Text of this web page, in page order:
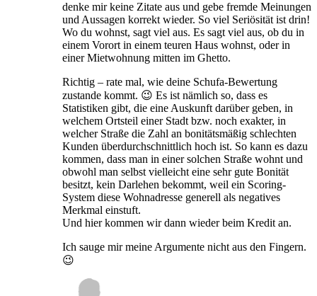
denke mir keine Zitate aus und gebe fremde Meinungen
und Aussagen korrekt wieder. So viel Seriösität ist drin!
Wo du wohnst, sagt viel aus. Es sagt viel aus, ob du in
einem Vorort in einem teuren Haus wohnst, oder in
einer Mietwohnung mitten im Ghetto.
Richtig – rate mal, wie deine Schufa-Bewertung
zustande kommt. 😉 Es ist nämlich so, dass es
Statistiken gibt, die eine Auskunft darüber geben, in
welchem Ortsteil einer Stadt bzw. noch exakter, in
welcher Straße die Zahl an bonitätsmäßig schlechten
Kunden überdurchschnittlich hoch ist. So kann es dazu
kommen, dass man in einer solchen Straße wohnt und
obwohl man selbst vielleicht eine sehr gute Bonität
besitzt, kein Darlehen bekommt, weil ein Scoring-
System diese Wohnadresse generell als negatives
Merkmal einstuft.
Und hier kommen wir dann wieder beim Kredit an.
Ich sauge mir meine Argumente nicht aus den Fingern.
😉